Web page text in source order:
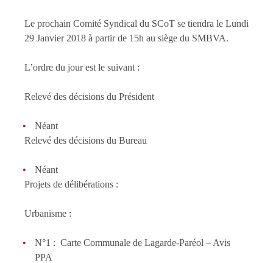
Le prochain Comité Syndical du SCoT se tiendra le Lundi
29 Janvier 2018 à partir de 15h au siège du SMBVA.
L’ordre du jour est le suivant :
Relevé des décisions du Président
Néant
Relevé des décisions du Bureau
Néant
Projets de délibérations :
Urbanisme :
N°1 : Carte Communale de Lagarde-Paréol – Avis
PPA